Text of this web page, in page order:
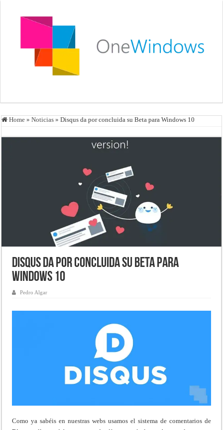
Home » Noticias » Disqus da por concluida su Beta para Windows 10
Disqus da por concluida su Beta para
Windows 10
Pedro Algar
Como ya sabéis en nuestras webs usamos el sistema de comentarios de